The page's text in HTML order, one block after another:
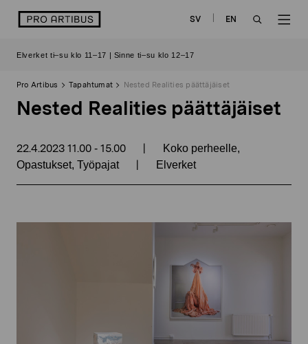
sisältöön
logo SV
EN
Elverket ti–su klo 11–17 | Sinne ti–su klo 12–17
Pro Artibus Tapahtumat Nested Realities päättäjäiset
Nested Realities päättäjäiset
22.4.2023 11.00 - 15.00 |
Koko perheelle,
Opastukset, Työpajat
| Elverket